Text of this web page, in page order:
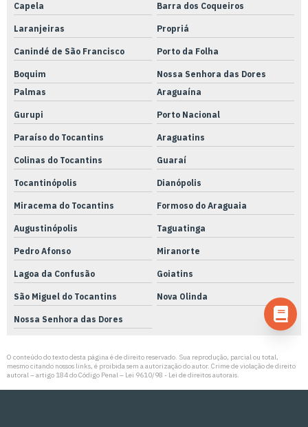
Capela Barra dos Coqueiros
Laranjeiras Propriá
Canindé de São Francisco Porto da Folha
Boquim
Nossa Senhora das Dores
Palmas
Araguaína
Gurupi Porto Nacional
Paraíso do Tocantins Araguatins
Colinas do Tocantins Guaraí
Tocantinópolis Dianópolis
Miracema do Tocantins Formoso do Araguaia
Augustinópolis Taguatinga
Pedro Afonso Miranorte
Lagoa da Confusão Goiatins
São Miguel do Tocantins Nova Olinda
Nossa Senhora das Dores
O conteúdo do texto desta página é de direito reservado. Sua reprodução, parcial ou total,
mesmo citando nossos links, é proibida sem a autorização do autor. Crime de violação de direito
autoral – artigo 184 do Código Penal – Lei 9610/98 - Lei de direitos autorais.